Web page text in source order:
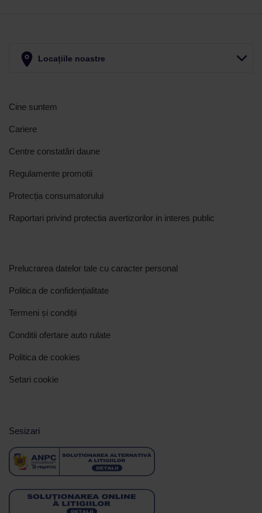
Locațiile noastre
Cine suntem
Cariere
Centre constatări daune
Regulamente promotii
Protecția consumatorului
Raportari privind protectia avertizorilor in interes public
Prelucrarea datelor tale cu caracter personal
Politica de confidențialitate
Termeni și condiții
Conditii ofertare auto rulate
Politica de cookies
Setari cookie
Sesizari